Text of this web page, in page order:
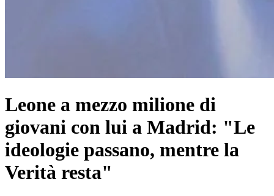
Leone a mezzo milione di
giovani con lui a Madrid: "Le
ideologie passano, mentre la
Verità resta"